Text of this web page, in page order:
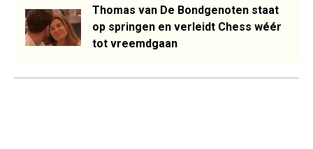
Thomas van De Bondgenoten staat
op springen en verleidt Chess wéér
tot vreemdgaan